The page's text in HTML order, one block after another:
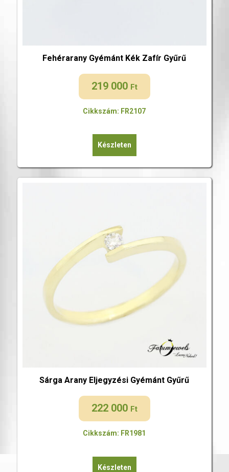
Fehérarany Gyémánt Kék Zafír Gyűrű
219 000 Ft
Cikkszám: FR2107
Készleten
Sárga Arany Eljegyzési Gyémánt Gyűrű
222 000 Ft
Cikkszám: FR1981
Készleten